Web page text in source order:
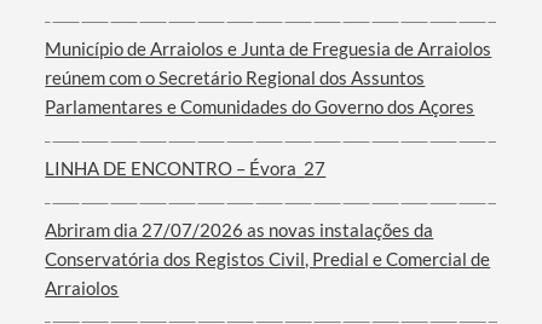
Município de Arraiolos e Junta de Freguesia de Arraiolos
reúnem com o Secretário Regional dos Assuntos
Parlamentares e Comunidades do Governo dos Açores
LINHA DE ENCONTRO – Évora_27
Abriram dia 27/07/2026 as novas instalações da
Conservatória dos Registos Civil, Predial e Comercial de
Arraiolos